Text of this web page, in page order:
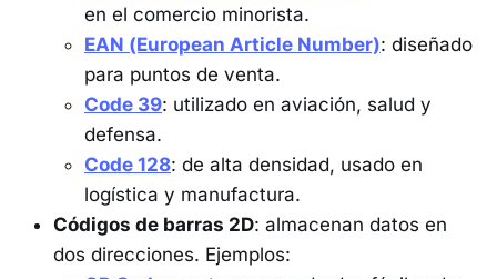
en el comercio minorista.
EAN (European Article Number): diseñado
para puntos de venta.
Code 39: utilizado en aviación, salud y
defensa.
Code 128: de alta densidad, usado en
logística y manufactura.
Códigos de barras 2D: almacenan datos en
dos direcciones. Ejemplos: